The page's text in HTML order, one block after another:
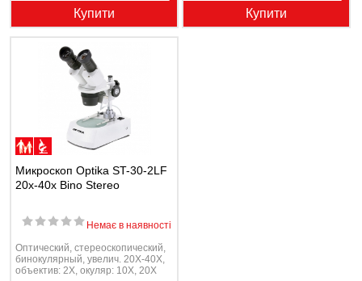
Купити Купити
Микроскоп Optika ST-30-2LF
20x-40x Bino Stereo
Немає в наявності
Oптический, стереоскопический,
бинокулярный, увелич. 20Х-40Х,
oбъектив: 2Х, окуляр: 10Х, 20Х